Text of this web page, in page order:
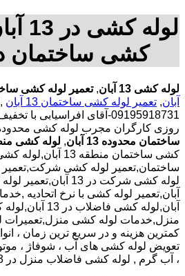
کشی ساختمان در 13
لوله کشی 13 آبان ,تعمیر لوله کشی ساختمان
آبان, تعمیر لوله کشی ساختمان 13 آبان
09195918731-آقای افراسیابی
روزی کارگران مجرب لوله کشی محدوده 13
ساختمان محدوده 13 آبان
, لوله کشی منطقه
کشی ساختمان منطقه
ساختمان,تعمیر لوله کشی شرکت,تعمیر
آبان,لوله کشی
منزل,خدمات لوله کشی منزل,تعمیرات
کمترین هزینه و در سریع ترین زمان ،
تعویض لوله کشی های آب ، شوفاژ ،
، آب گرم , لوله کشی فاضلاب منزل در 13 آبان,